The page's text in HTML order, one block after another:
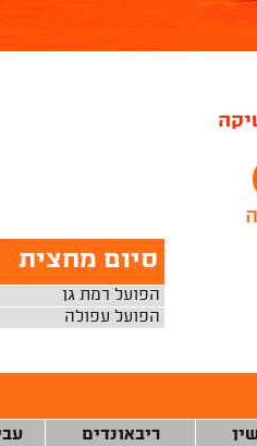
סיום מחצית
הפועל רמת גן
הפועל עפולה
ריבאונדים